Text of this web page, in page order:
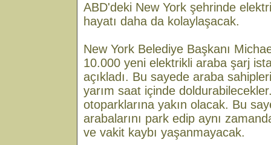
ABD'deki New York şehrinde
hayatı daha da kolaylaşacak.
New York Belediye Başkanı
10.000 yeni elektrikli araba şarj
açıkladı. Bu sayede araba
yarım saat içinde
otoparklarına yakın olacak. Bu
arabalarını park edip aynı
ve vakit kaybı yaşanmayacak.